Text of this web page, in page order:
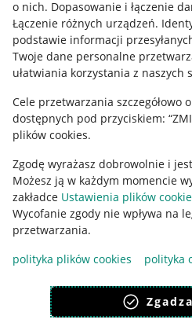
o nich. Dopasowanie i łączenie
Łączenie różnych urządzeń.
podstawie informacji
Twoje dane personalne
ułatwiania korzystania z naszych
Cele przetwarzania szczegółowo
dostępnych pod przyciskiem:
plików cookies.
Zgodę wyrażasz dobrowolnie i
Możesz ją w każdym momencie
zakładce Ustawienia plików
Wycofanie zgody nie wpływa na
przetwarzania.
polityka plików cookies
polityka
Regulamin
Polityka plików "cookies"
Ustawienia plików "cookies"
Udostępnianie lokalizacji
Informacje dla Aktu o Usługach
Pobierz aplikację